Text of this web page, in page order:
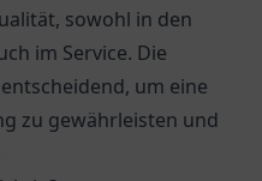
sowohl in den
im Service. Die
um eine
zu gewährleisten und